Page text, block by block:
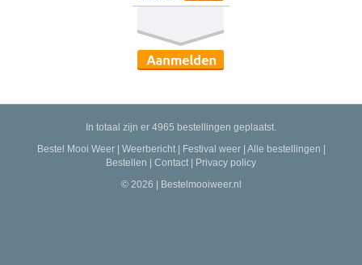
In totaal zijn er 4965 bestellingen geplaatst.
Bestel Mooi Weer| Weerbericht| Festival weer| Alle bestellingen |
Bestellen | Contact | Privacy policy
© 2026 | Bestelmooiweer.nl